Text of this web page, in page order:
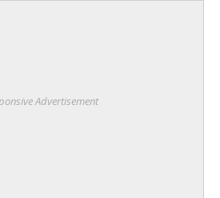
Advertisement